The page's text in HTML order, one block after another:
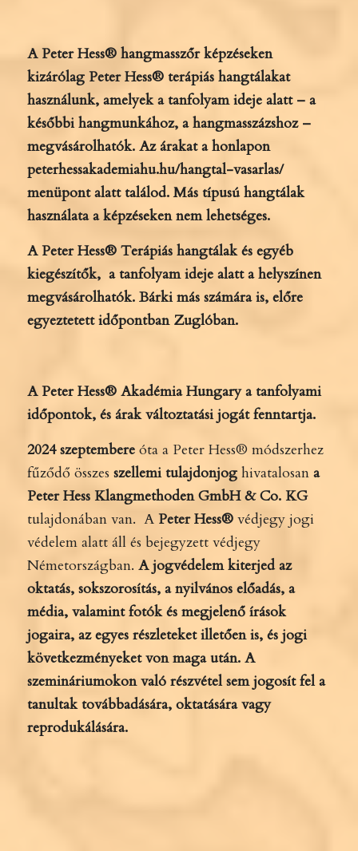
A Peter Hess® hangmasszőr képzéseken
kizárólag Peter Hess® terápiás hangtálakat
használunk, amelyek a tanfolyam ideje alatt – a
későbbi hangmunkához, a hangmasszázshoz –
megvásárolhatók. Az árakat a honlapon
peterhessakademiahu.hu/hangtal-vasarlas/
menüpont alatt találod. Más típusú hangtálak
használata a képzéseken nem lehetséges.
A Peter Hess® Terápiás hangtálak és egyéb
kiegészítők, a tanfolyam ideje alatt a helyszínen
megvásárolhatók. Bárki más számára is, előre
egyeztetett időpontban Zuglóban.
A Peter Hess® Akadémia Hungary a tanfolyami
időpontok, és árak változtatási jogát fenntartja.
2024 szeptembereóta a Peter Hess® módszerhez
fűződő összes szellemi tulajdonjoghivatalosan a
Peter Hess Klangmethoden GmbH & Co. KG
tulajdonában van. A Peter Hess®védjegy jogi
védelem alatt áll és bejegyzett védjegy
Németországban. A jogvédelem kiterjed az
oktatás, sokszorosítás, a nyilvános előadás, a
média, valamint fotók és megjelenő írások
jogaira, az egyes részleteket illetően is, és jogi
következményeket von maga után. A
szemináriumokon való részvétel sem jogosít fel a
tanultak továbbadására, oktatására vagy
reprodukálására.